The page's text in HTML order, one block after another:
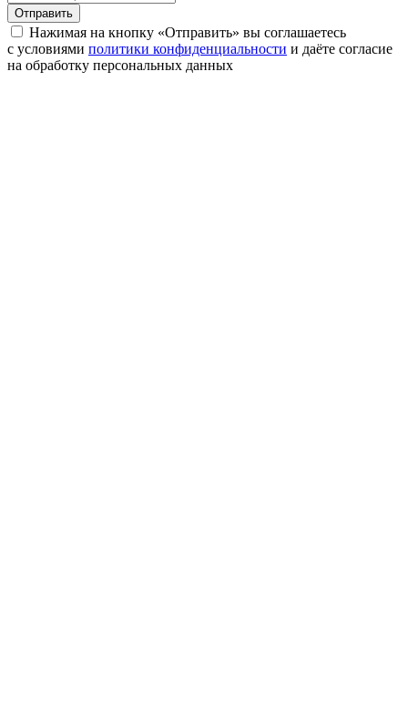
Отправить
Нажимая на кнопку «Отправить» вы соглашаетесь
с условиями политики конфиденциальности и даёте согласие
на обработку персональных данных